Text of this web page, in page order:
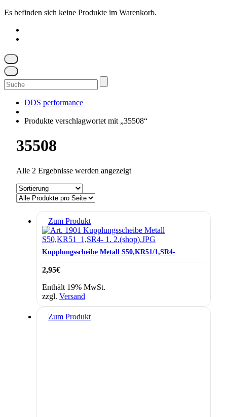
Es befinden sich keine Produkte im Warenkorb.
Suchen
nach:
DDS performance
Produkte verschlagwortet mit „35508“
35508
Alle 2 Ergebnisse werden angezeigt
Zum Produkt
Kupplungsscheibe Metall S50,KR51/1,SR4-
2,95€
Enthält 19% MwSt.
zzgl. Versand
Zum Produkt